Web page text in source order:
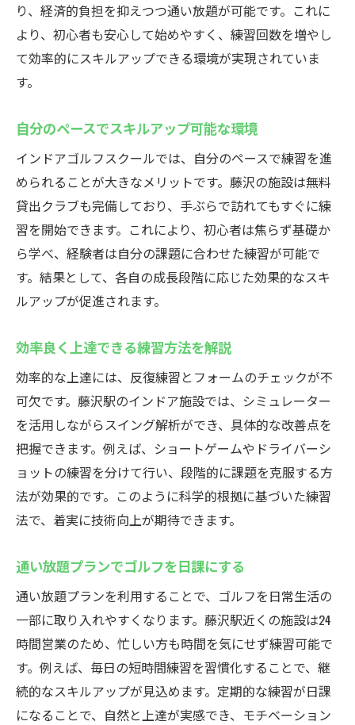
り、経済的負担を抑えつつ通い放題が可能です。これに
より、初心者も安心して始めやすく、練習回数を増やし
て効率的にスキルアップできる環境が実現されていま
す。
自分のペースでスキルアップ可能な環境
インドアゴルフスクールでは、自分のペースで練習を進
められることが大きなメリットです。藤沢の施設は無料
貸出クラブも完備しており、手ぶらで訪れてもすぐに練
習を開始できます。これにより、初心者は焦らず基礎か
ら学べ、経験者は自分の課題に合わせた練習が可能で
す。結果として、各自の成長段階に応じた効果的なスキ
ルアップが促進されます。
効率良く上達できる練習方法を解説
効率的な上達には、反復練習とフォームのチェックが不
可欠です。藤沢駅のインドア施設では、シミュレーター
を活用しながらスイング解析ができ、具体的な改善点を
把握できます。例えば、ショートゲームやドライバーシ
ョットの練習を分けて行い、段階的に課題を克服する方
法が効果的です。このように科学的根拠に基づいた練習
法で、着実に技術向上が期待できます。
通い放題プランでゴルフを日課にする
通い放題プランを利用することで、ゴルフを日常生活の
一部に取り入れやすくなります。藤沢駅近くの施設は24
時間営業のため、忙しい方も時間を気にせず練習可能で
す。例えば、毎日の短時間練習を習慣化することで、継
続的なスキルアップが見込めます。定期的な練習が日課
になることで、自然と上達が実感でき、モチベーション